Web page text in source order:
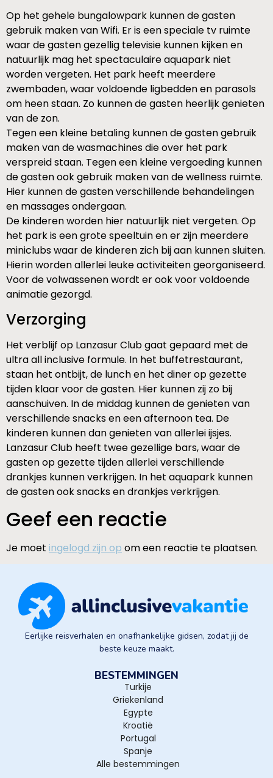
Op het gehele bungalowpark kunnen de gasten
gebruik maken van Wifi. Er is een speciale tv ruimte
waar de gasten gezellig televisie kunnen kijken en
natuurlijk mag het spectaculaire aquapark niet
worden vergeten. Het park heeft meerdere
zwembaden, waar voldoende ligbedden en parasols
om heen staan. Zo kunnen de gasten heerlijk genieten
van de zon.
Tegen een kleine betaling kunnen de gasten gebruik
maken van de wasmachines die over het park
verspreid staan. Tegen een kleine vergoeding kunnen
de gasten ook gebruik maken van de wellness ruimte.
Hier kunnen de gasten verschillende behandelingen
en massages ondergaan.
De kinderen worden hier natuurlijk niet vergeten. Op
het park is een grote speeltuin en er zijn meerdere
miniclubs waar de kinderen zich bij aan kunnen sluiten.
Hierin worden allerlei leuke activiteiten georganiseerd.
Voor de volwassenen wordt er ook voor voldoende
animatie gezorgd.
Verzorging
Het verblijf op Lanzasur Club gaat gepaard met de
ultra all inclusive formule. In het buffetrestaurant,
staan het ontbijt, de lunch en het diner op gezette
tijden klaar voor de gasten. Hier kunnen zij zo bij
aanschuiven. In de middag kunnen de genieten van
verschillende snacks en een afternoon tea. De
kinderen kunnen dan genieten van allerlei ijsjes.
Lanzasur Club heeft twee gezellige bars, waar de
gasten op gezette tijden allerlei verschillende
drankjes kunnen verkrijgen. In het aquapark kunnen
de gasten ook snacks en drankjes verkrijgen.
Geef een reactie
Je moet ingelogd zijn op om een reactie te plaatsen.
Eerlijke reisverhalen en onafhankelijke gidsen, zodat jij de
beste keuze maakt.
BESTEMMINGEN
Turkije
Griekenland
Egypte
Kroatië
Portugal
Spanje
Alle bestemmingen